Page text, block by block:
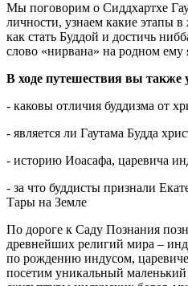
Мы поговорим о Сиддхартхе
личности, узнаем какие этапы
как стать Буддой и достичь
слово «нирвана» на родном ему
В ходе путешествия вы также
- каковы отличия буддизма от
- является ли Гаутама Будда
- историю Иоасафа, царевича
- за что буддисты признали
Тары на Земле
По дороге к Саду Познания
древнейших религий мира –
по рождению индусом,
посетим уникальный